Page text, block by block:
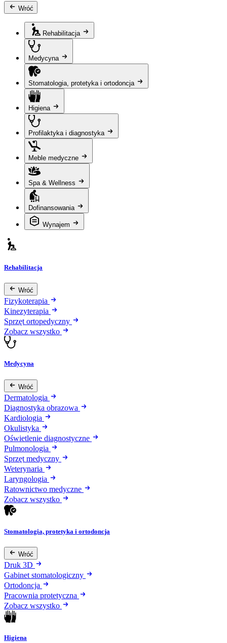
Wróć
Rehabilitacja
Medycyna
Stomatologia, protetyka i ortodoncja
Higiena
Profilaktyka i diagnostyka
Meble medyczne
Spa & Wellness
Dofinansowania
Wynajem
Rehabilitacja
Wróć
Fizykoterapia
Kinezyterapia
Sprzęt ortopedyczny
Zobacz wszystko
Medycyna
Wróć
Dermatologia
Diagnostyka obrazowa
Kardiologia
Okulistyka
Oświetlenie diagnostyczne
Pulmonologia
Sprzęt medyczny
Weterynaria
Laryngologia
Ratownictwo medyczne
Zobacz wszystko
Stomatologia, protetyka i ortodoncja
Wróć
Druk 3D
Gabinet stomatologiczny
Ortodoncja
Pracownia protetyczna
Zobacz wszystko
Higiena